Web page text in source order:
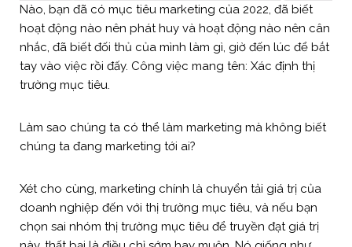
Nào, bạn đã có mục tiêu marketing của 2022, đã biết
hoạt động nào nên phát huy và hoạt động nào nên cân
nhắc, đã biết đối thủ của mình làm gì, giờ đến lúc để bắt
tay vào việc rồi đấy. Công việc mang tên: Xác định thị
trường mục tiêu.
Làm sao chúng ta có thể làm marketing mà không biết
chúng ta đang marketing tới ai?
Xét cho cùng, marketing chính là chuyển tải giá trị của
doanh nghiệp đến với thị trường mục tiêu, và nếu bạn
chọn sai nhóm thị trường mục tiêu để truyền đạt giá trị